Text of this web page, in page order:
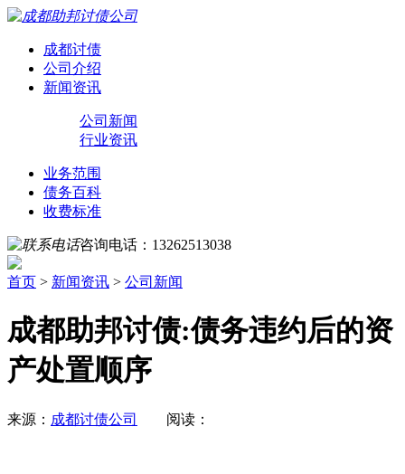
成都讨债
公司介绍
新闻资讯
公司新闻
行业资讯
业务范围
债务百科
收费标准
咨询电话： 13262513038
首页 > 新闻资讯 > 公司新闻
成都助邦讨债:债务违约后的资
产处置顺序
来源： 成都讨债公司 阅读：